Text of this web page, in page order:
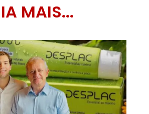
MAIS...